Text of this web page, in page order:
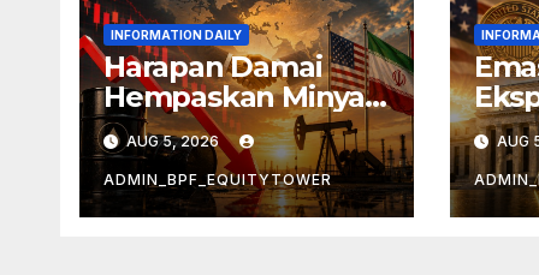
INFORMATION DAILY
Harapan Damai
Hempaskan Minyak
Tiga Hari Beruntun
AUG 5, 2026
ADMIN_BPF_EQUITYTOWER
The
AUG